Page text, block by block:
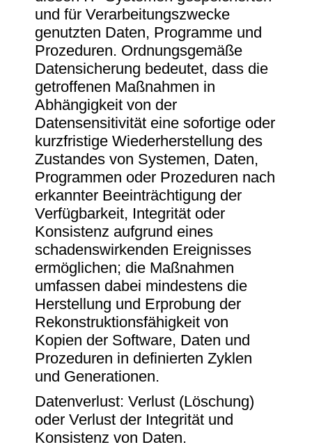
und für Verarbeitungszwecke
genutzten Daten, Programme und
Prozeduren. Ordnungsgemäße
Datensicherung bedeutet, dass die
getroffenen Maßnahmen in
Abhängigkeit von der
Datensensitivität eine sofortige oder
kurzfristige Wiederherstellung des
Zustandes von Systemen, Daten,
Programmen oder Prozeduren nach
erkannter Beeinträchtigung der
Verfügbarkeit, Integrität oder
Konsistenz aufgrund eines
schadenswirkenden Ereignisses
ermöglichen; die Maßnahmen
umfassen dabei mindestens die
Herstellung und Erprobung der
Rekonstruktionsfähigkeit von
Kopien der Software, Daten und
Prozeduren in definierten Zyklen
und Generationen.
Datenverlust: Verlust (Löschung)
oder Verlust der Integrität und
Konsistenz von Daten.